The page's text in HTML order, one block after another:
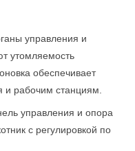
управления и
утомляемость
обеспечивает
и рабочим станциям.
управления и опора
с регулировкой по